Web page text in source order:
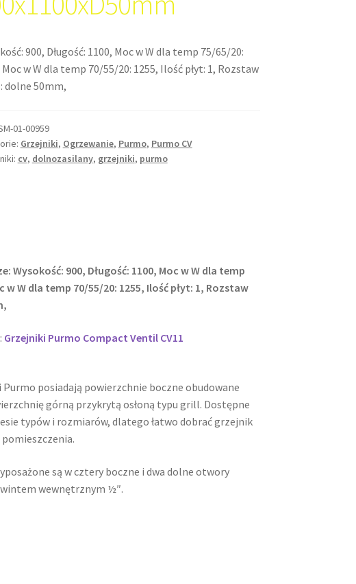
900, Długość: 1100, Moc w W dla temp 75/65/20:
Moc w W dla temp 70/55/20: 1255, Ilość płyt: 1, Rozstaw
dolne 50mm,
01-00959
Grzejniki, Ogrzewanie, Purmo, Purmo CV
cv, dolnozasilany, grzejniki, purmo
Wysokość: 900, Długość: 1100, Moc w W dla temp
w W dla temp 70/55/20: 1255, Ilość płyt: 1, Rozstaw
Grzejniki Purmo Compact Ventil CV11
posiadają powierzchnie boczne obudowane
górną przykrytą osłoną typu grill. Dostępne
typów i rozmiarów, dlatego łatwo dobrać grzejnik
są w cztery boczne i dwa dolne otwory
wewnętrznym ½″.